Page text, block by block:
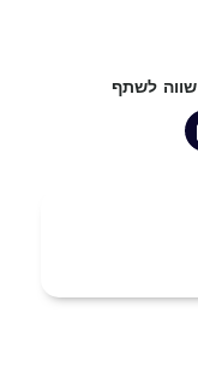
שווה לשתף